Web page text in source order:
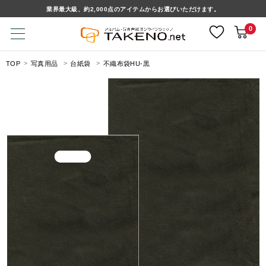
業界最大級、約2,000点のアイテムからお選びいただけます。
0
TOP 写真用品 台紙袋 不織布袋HU-黒